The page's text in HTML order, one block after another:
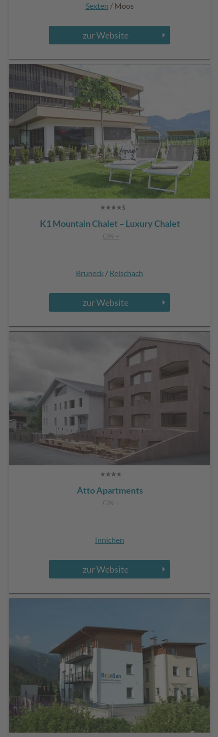
Sexten / Moos
zur Website
K1 Mountain Chalet – Luxury Chalet
CIN +
Bruneck / Reischach
zur Website
Atto Apartments
CIN +
Innichen
zur Website